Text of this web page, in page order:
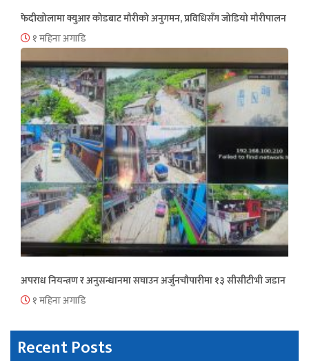
फेदीखोलामा क्युआर कोडबाट मौरीको अनुगमन, प्रविधिसँग जोडियो मौरीपालन
१ महिना अगाडि
अपराध नियन्त्रण र अनुसन्धानमा सघाउन अर्जुनचौपारीमा १३ सीसीटीभी जडान
१ महिना अगाडि
Recent Posts